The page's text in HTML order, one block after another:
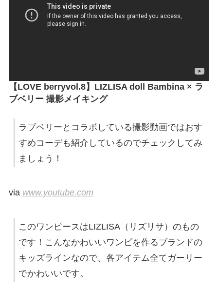
【LOVE berryvol.8】LIZLISA doll Bambina × ラ
ブベリー 撮影メイキング
ラブベリーとコラボしている撮影動画ではおす
すめコーデも紹介しているのでチェックしてみ
ましょう！
via www.youtube.com
このワンピースはLIZLISA（リズリサ）のもの
です！こんなかわいいワンピを作るブランドの
キッズラインなので、各アイテム全てガーリー
でかわいいです。